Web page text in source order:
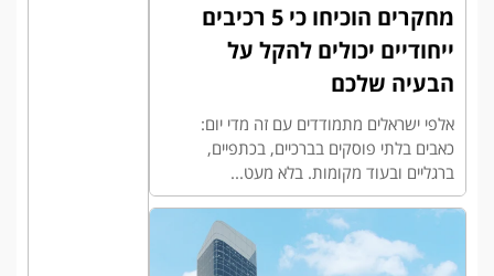
מחקרים הוכיחו כי 5 רכיבים
ייחודיים יכולים להקל על
הבעיה שלכם
אלפי ישראלים מתמודדים עם זה מדי יום:
כאבים בלתי פוסקים בברכיים, בכתפיים,
ברגליים ובעוד מקומות. בלא מעט...